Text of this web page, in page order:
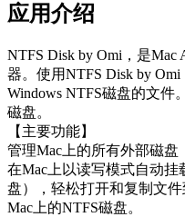
应用介绍
NTFS Disk by Omi，是Mac
器。使用NTFS Disk by
Windows NTFS磁盘的文件
磁盘。
【主要功能】
管理Mac上的所有外部磁盘
在Mac上以读写模式自动
盘），轻松打开和复制文
Mac上的NTFS磁盘。